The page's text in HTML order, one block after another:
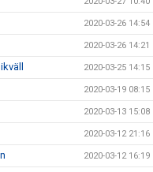
2020-03-26 14:54
2020-03-26 14:21
2020-03-25 14:15
2020-03-19 08:15
2020-03-13 15:08
2020-03-12 21:16
2020-03-12 16:19